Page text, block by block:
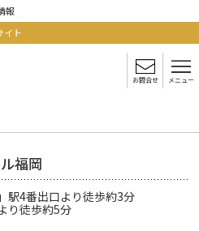
報
イト
お問合せ メニュー
福岡
駅4番出口より徒歩約3分
り徒歩約5分